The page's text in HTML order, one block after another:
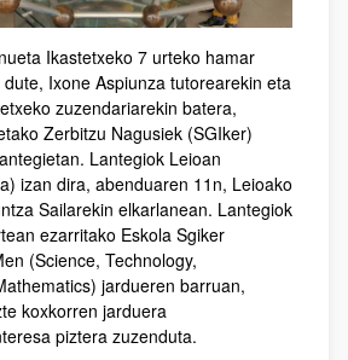
Ikastetxeko 7 urteko hamar
Ixone Aspiunza tutorearekin eta
zuzendariarekin batera,
Zerbitzu Nagusiek (SGIker)
Lantegiok Leioan
izan dira, abenduaren 11n, Leioako
Sailarekin elkarlanean. Lantegiok
ezarritako Eskola Sgiker
(Science, Technology,
jardueren barruan,
koxkorren jarduera
piztera zuzenduta.